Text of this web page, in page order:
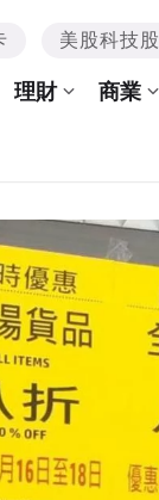
美股科技股
理財 商業